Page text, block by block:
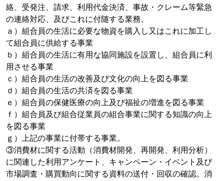
絡、受発注、請求、利用代金決済、事故・クレーム等緊急
の連絡対応、及びこれに付随する業務。
ａ）組合員の生活に必要な物資を購入し又はこれに加工し
て組合員に供給する事業
ｂ）組合員の生活に有用な協同施設を設置し、組合員に利
用させる事業
ｃ）組合員の生活の改善及び文化の向上を図る事業
ｄ）組合員の生活の共済を図る事業
ｅ）組合員の保健医療の向上及び福祉の増進を図る事業
ｆ）組合員及び組合従業員の組合事業に関する知識の向上
を図る事業
ｇ）上記の事業に付帯する事業。
③消費材に関する活動（消費材開発、再開発、利用分析）
に関連した利用アンケート、キャンペーン・イベント及び
市場調査・購買動向に関する資料の送付・回収の確認。消